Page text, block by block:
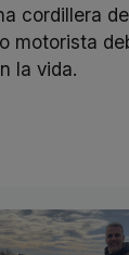
cordillera
motorista
la vida.